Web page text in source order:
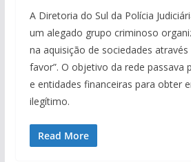
A Diretoria do Sul da Polícia
um alegado grupo criminoso
na aquisição de sociedades através
favor”. O objetivo da rede passava
e entidades financeiras para obter
ilegítimo.
Read More